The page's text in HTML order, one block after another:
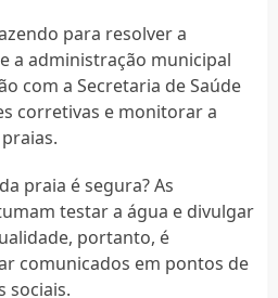
para resolver a
a administração municipal
com a Secretaria de Saúde
corretivas e monitorar a
praia é segura? As
testar a água e divulgar
portanto, é
comunicados em pontos de
sociais.